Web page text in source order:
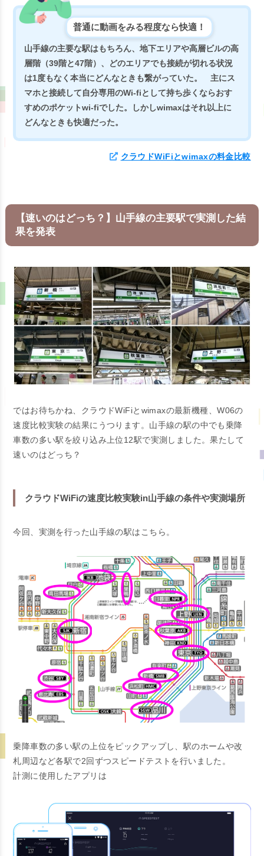
普通に動画をみる程度なら快適！
山手線の主要な駅はもちろん、地下エリアや高層ビルの高
層階（39階と47階）、どのエリアでも接続が切れる状況
は1度もなく本当にどんなときも繋がっていた。 主にス
マホと接続して自分専用のWi-fiとして持ち歩くならおす
すめのポケットwi-fiでした。
しかしwimaxはそれ以上に
どんなときも快適だった。
クラウドWiFiとwimaxの料金比較
【速いのはどっち？】山手線の主要駅で実測した結
果を発表
ではお待ちかね、クラウドWiFiとwimaxの最新機種、W06の
速度比較実験の結果にうつります。山手線の駅の中でも乗降
車数の多い駅を絞り込み上位12駅で実測しました。果たして
速いのはどっち？
クラウドWiFiの速度比較実験in山手線の条件や実測場所
今回、実測を行った山手線の駅はこちら。
乗降車数の多い駅の上位をピックアップし、駅のホームや改
札周辺など各駅で2回ずつスピードテストを行いました。
計測に使用したアプリは